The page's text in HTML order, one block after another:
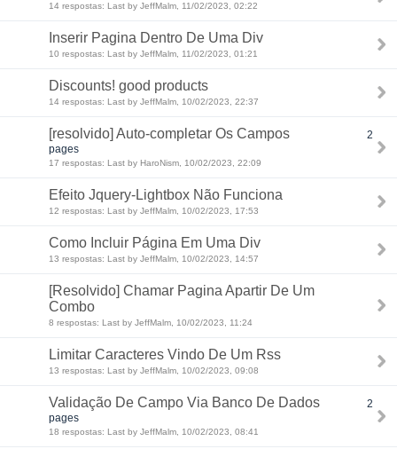
14 respostas: Last by JeffMalm, 11/02/2023, 02:22
Inserir Pagina Dentro De Uma Div
10 respostas: Last by JeffMalm, 11/02/2023, 01:21
Discounts! good products
14 respostas: Last by JeffMalm, 10/02/2023, 22:37
[resolvido] Auto-completar Os Campos
2
pages
17 respostas: Last by HaroNism, 10/02/2023, 22:09
Efeito Jquery-Lightbox Não Funciona
12 respostas: Last by JeffMalm, 10/02/2023, 17:53
Como Incluir Página Em Uma Div
13 respostas: Last by JeffMalm, 10/02/2023, 14:57
[Resolvido] Chamar Pagina Apartir De Um
Combo
8 respostas: Last by JeffMalm, 10/02/2023, 11:24
Limitar Caracteres Vindo De Um Rss
13 respostas: Last by JeffMalm, 10/02/2023, 09:08
Validação De Campo Via Banco De Dados
2
pages
18 respostas: Last by JeffMalm, 10/02/2023, 08:41